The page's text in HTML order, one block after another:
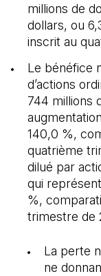
millions de
dollars, ou
inscrit au
Le bénéfice
d’actions
744 millions
140,0 %,
quatrième
dilué par
qui
%,
trimestre de
La perte
ne